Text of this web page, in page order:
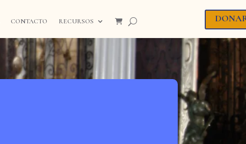
CONTACTO RECURSOS